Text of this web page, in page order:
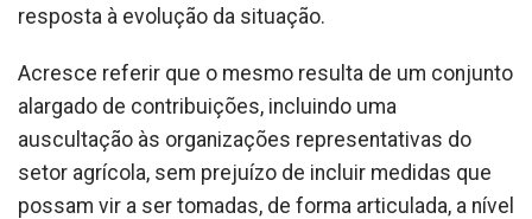
resposta à evolução da situação.
Acresce referir que o mesmo resulta de um conjunto
alargado de contribuições, incluindo uma
auscultação às organizações representativas do
setor agrícola, sem prejuízo de incluir medidas que
possam vir a ser tomadas, de forma articulada, a nível